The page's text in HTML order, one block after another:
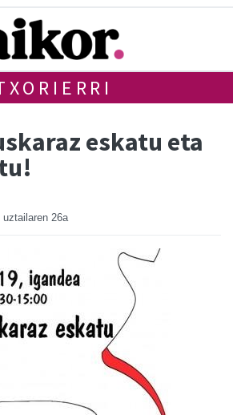
eskatu eta
uztailaren 26a